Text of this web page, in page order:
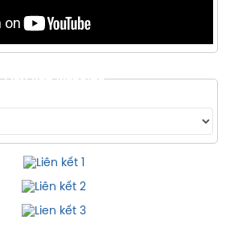
LIÊN KẾT WEBSITE